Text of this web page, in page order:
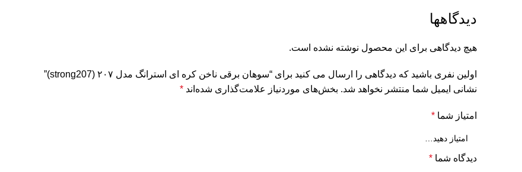
دیدگاهها
هیچ دیدگاهی برای این محصول نوشته نشده است.
اولین نفری باشید که دیدگاهی را ارسال می کنید برای “سوهان برقی ناخن کره ای استرانگ مدل ۲۰۷ (strong207)”
نشانی ایمیل شما منتشر نخواهد شد. بخش‌های موردنیاز علامت‌گذاری شده‌اند *
امتیاز شما *
دیدگاه شما *